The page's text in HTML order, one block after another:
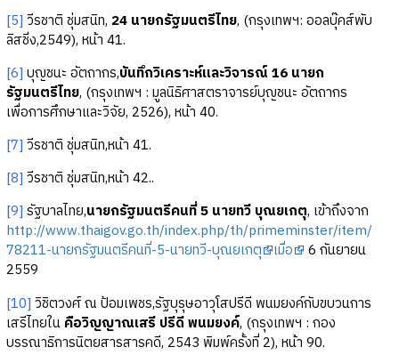
[5] วีรชาติ ชุ่มสนิท, 24 นายกรัฐมนตรีไทย, (กรุงเทพฯ: ออลบุ๊คส์พับ
ลิสชิ่ง,2549), หน้า 41.
[6] บุญชนะ อัตถากร,บันทึกวิเคราะห์และวิจารณ์ 16 นายก
รัฐมนตรีไทย, (กรุงเทพฯ : มูลนิธิศาสตราจารย์บุญชนะ อัตถากร
เพื่อการศึกษาและวิจัย, 2526), หน้า 40.
[7] วีรชาติ ชุ่มสนิท,หน้า 41.
[8] วีรชาติ ชุ่มสนิท,หน้า 42..
[9] รัฐบาลไทย,นายกรัฐมนตรีคนที่ 5 นายทวี บุณยเกตุ, เข้าถึงจาก
http://www.thaigov.go.th/index.php/th/primeminster/item/
78211-นายกรัฐมนตรีคนที่-5-นายทวี-บุณยเกตุ เมื่อ
6 กันยายน
2559
[10] วิชิตวงศ์ ณ ป้อมเพชร,รัฐบุรุษอาวุโสปรีดี พนมยงค์กับขบวนการ
เสรีไทยใน คือวิญญาณเสรี ปรีดี พนมยงค์, (กรุงเทพฯ : กอง
บรรณาธิการนิตยสารสารคดี, 2543 พิมพ์ครั้งที่ 2), หน้า 90.